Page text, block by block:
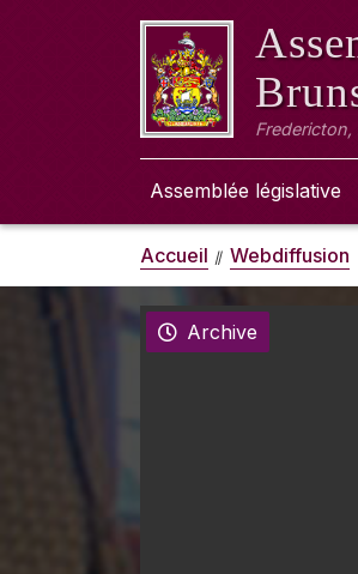
Assemblée législative
Accueil Webdiffusion
Archive